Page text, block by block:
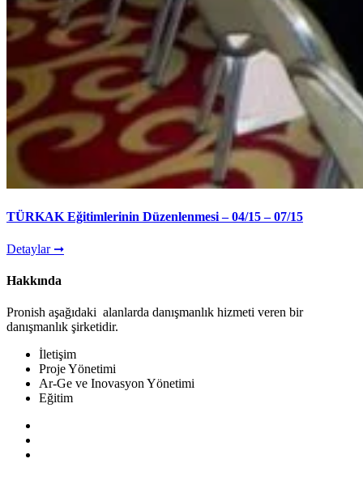
TÜRKAK Eğitimlerinin Düzenlenmesi – 04/15 – 07/15
Detaylar ➞
Hakkında
Pronish aşağıdaki alanlarda danışmanlık hizmeti veren bir
danışmanlık şirketidir.
İletişim
Proje Yönetimi
Ar-Ge ve Inovasyon Yönetimi
Eğitim